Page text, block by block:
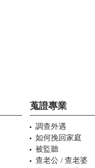
蒐證專業
調查外遇
如何挽回家庭
被監聽
查老公 / 查老婆